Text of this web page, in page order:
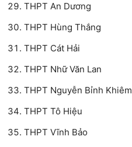
THPT An Dương
THPT Hùng Thắng
THPT Cát Hải
THPT Nhữ Văn Lan
THPT Nguyễn Bỉnh Khiêm
THPT Tô Hiệu
THPT Vĩnh Bảo